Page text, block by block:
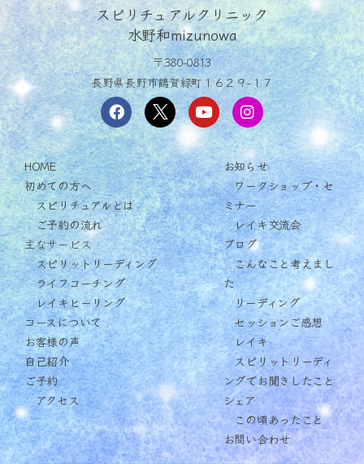
スピリチュアルクリニック
水野和mizunowa
〒380-0813
長野県長野市鶴賀緑町１６２９−１７
HOME
初めての方へ
スピリチュアルとは
ご予約の流れ
主なサービス
スピリットリーディング
ライフコーチング
レイキヒーリング
コースについて
お客様の声
自己紹介
ご予約
アクセス
お知らせ
ワークショップ・セ
ミナー
レイキ交流会
ブログ
こんなこと考えまし
た
リーディング
セッションご感想
レイキ
スピリットリーディ
ングでお聞きしたこと
シェア
この頃あったこと
お問い合わせ